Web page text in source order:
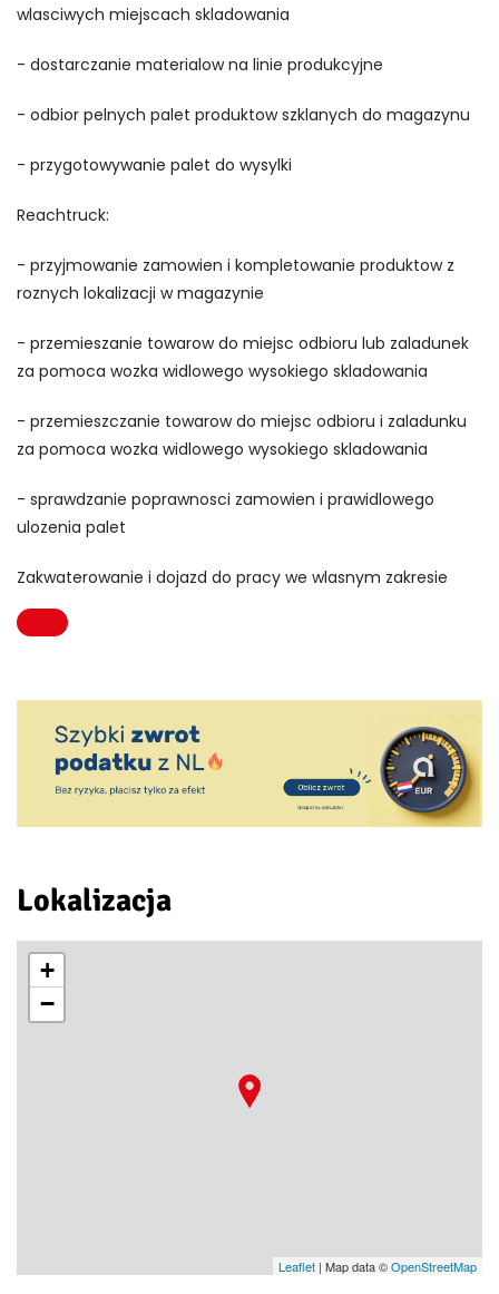
wlasciwych miejscach skladowania
- dostarczanie materialow na linie produkcyjne
- odbior pelnych palet produktow szklanych do magazynu
- przygotowywanie palet do wysylki
Reachtruck:
- przyjmowanie zamowien i kompletowanie produktow z
roznych lokalizacji w magazynie
- przemieszanie towarow do miejsc odbioru lub zaladunek
za pomoca wozka widlowego wysokiego skladowania
- przemieszczanie towarow do miejsc odbioru i zaladunku
za pomoca wozka widlowego wysokiego skladowania
- sprawdzanie poprawnosci zamowien i prawidlowego
ulozenia palet
Zakwaterowanie i dojazd do pracy we wlasnym zakresie
Lokalizacja
+
−
Leaflet | Map data ©OpenStreetMap